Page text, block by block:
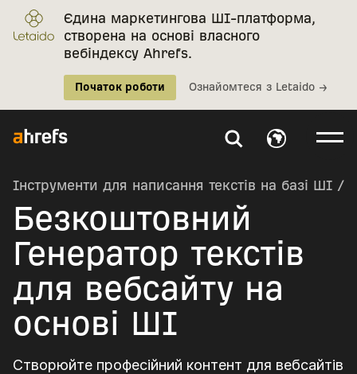
Єдина маркетингова ШІ-платформа,
створена на основі власного
вебіндексу Ahrefs.
Початок роботи Ознайомтеся з Letaido →
Інструменти для написання текстів на базі ШІ /
Безкоштовний
Генератор текстів
для вебсайту на
основі ШІ
Створюйте професійний контент для вебсайтів